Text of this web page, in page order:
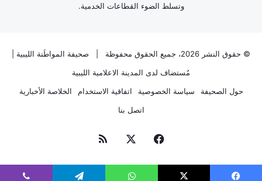
وتسلط الضوء القطاعات الخدمية.
© حقوق النشر 2026، جميع الحقوق محفوظة | صحيفة المواطَنة الليبية
مُستضاف لدى المدينة الاعلامية الليبية
حول الصحيفة
سياسة الخصوصية اتفاقية الاستخدام
الخلاصة الأخبارية
اتصل بنا
فيسبوك ملخص
الموقع